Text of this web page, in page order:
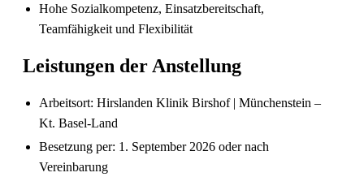
Sind in Deutschland ausgebildete
Pflegefachpersonen in der Schweiz bevorzugt?
Hohe Sozialkompetenz, Einsatzbereitschaft,
Teamfähigkeit und Flexibilität
Leistungen der Anstellung
Arbeitsort: Hirslanden Klinik Birshof | Münchenstein –
Kt. Basel-Land
Besetzung per: 1. September 2026 oder nach
Vereinbarung